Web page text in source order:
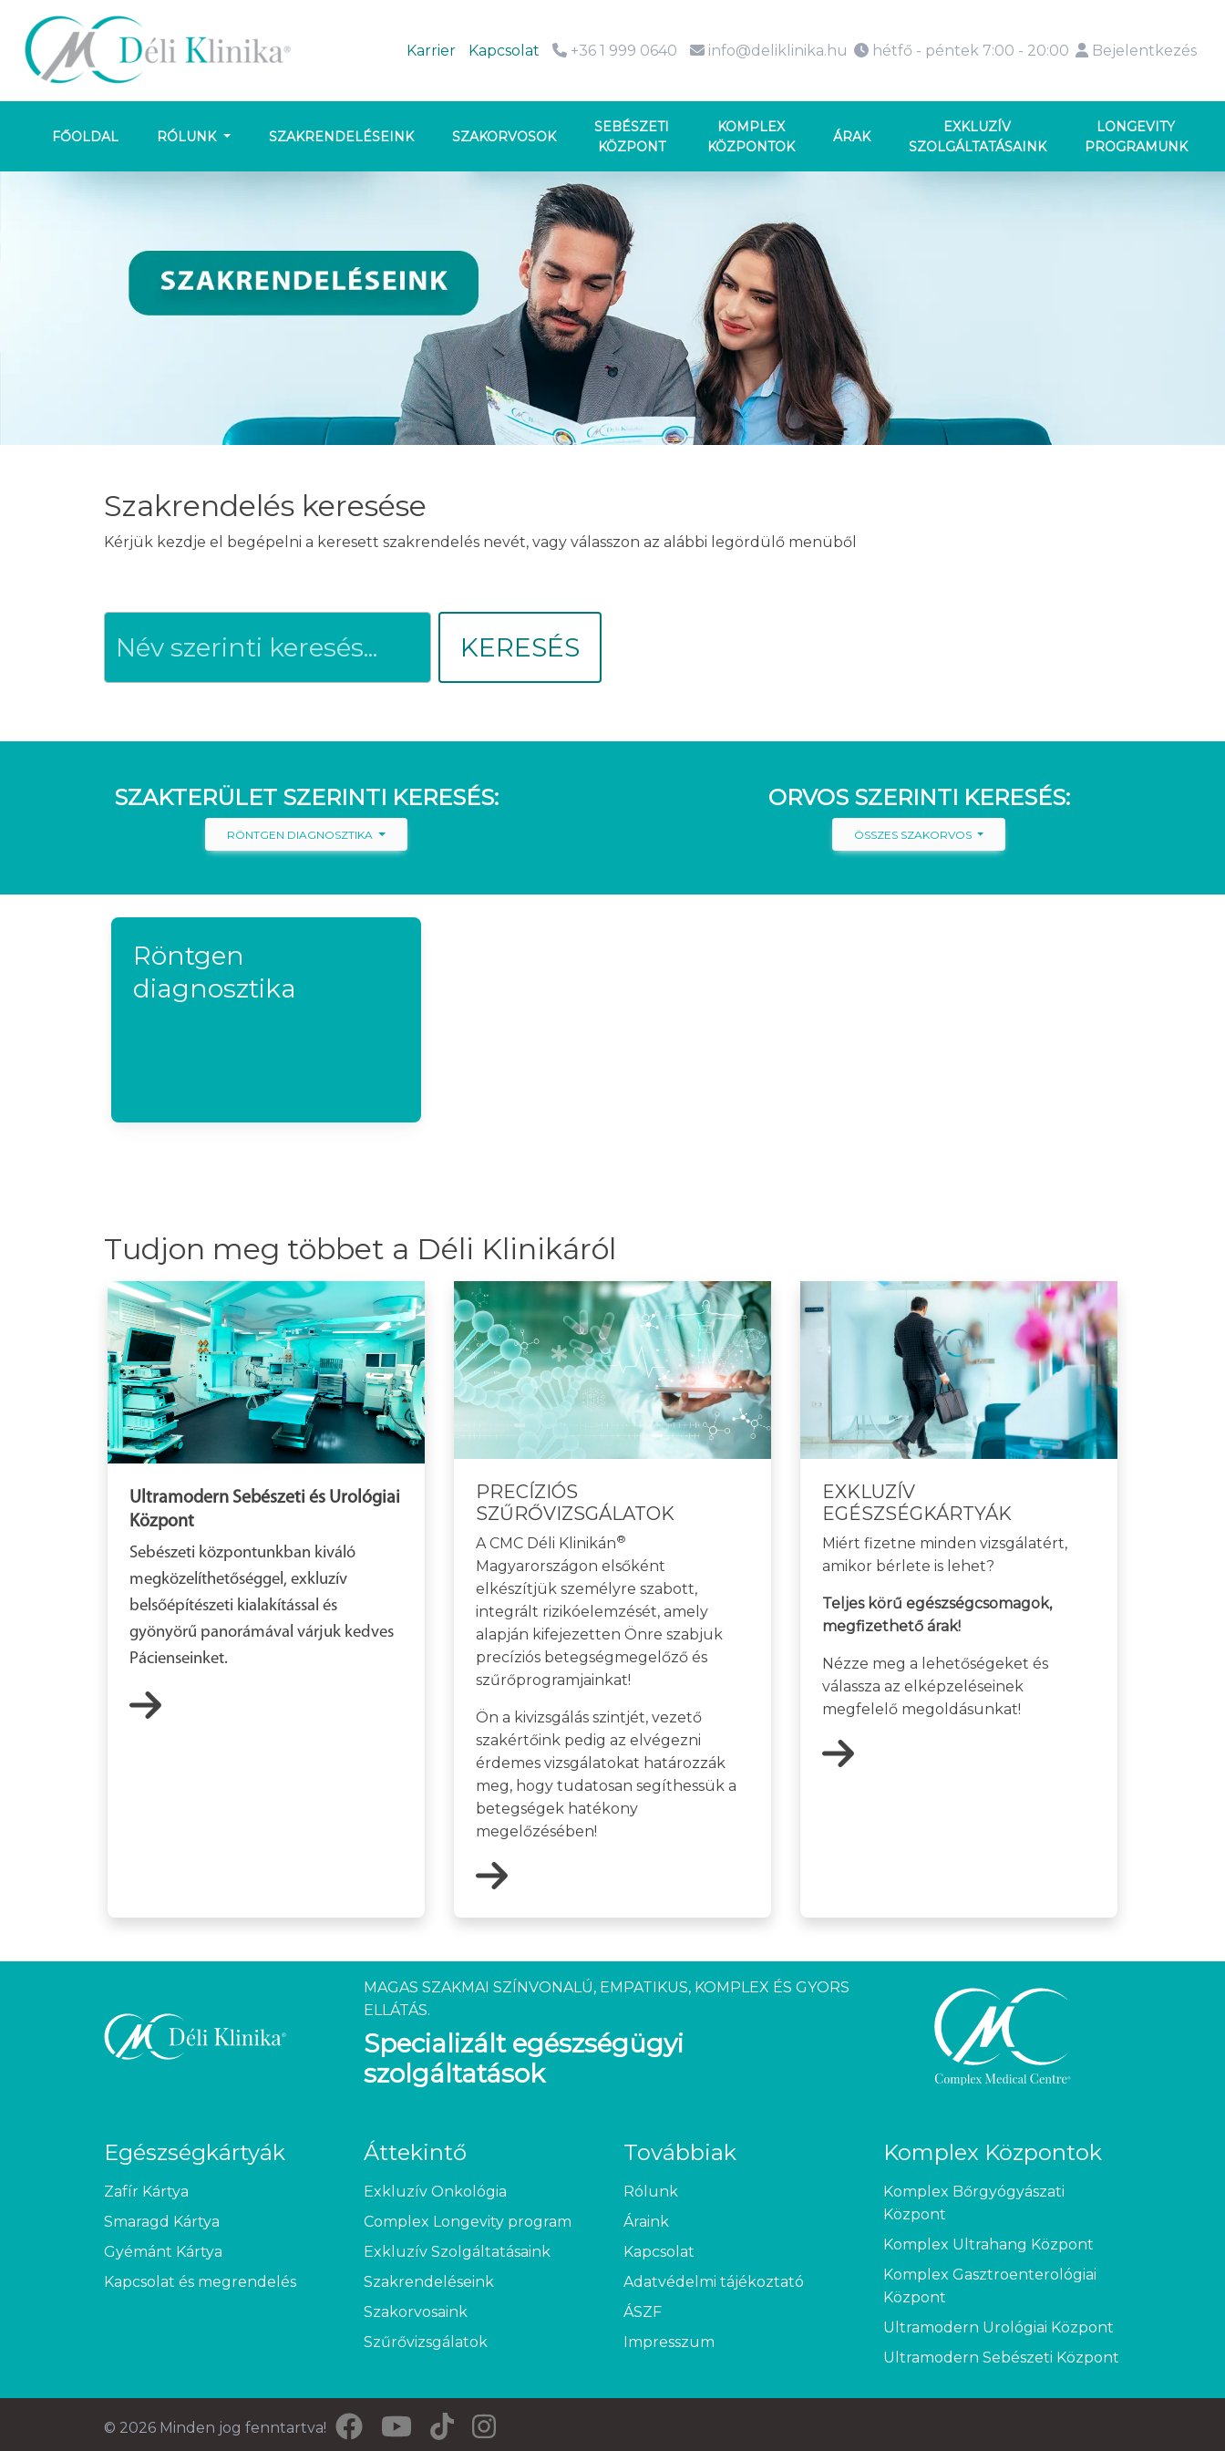
Karrier Kapcsolat +36 1 999 0640 info@deliklinika.hu hétfő - péntek 7:00 - 20:00 Bejelentkezés
FŐOLDAL RÓLUNK SZAKRENDELÉSEINK SZAKORVOSOK
SEBÉSZETI
KÖZPONT
KOMPLEX
KÖZPONTOK
ÁRAK
EXKLUZÍV
SZOLGÁLTATÁSAINK
LONGEVITY
PROGRAMUNK
Szakrendelés keresése
Kérjük kezdje el begépelni a keresett szakrendelés nevét, vagy válasszon az alábbi legördülő menüből
KERESÉS
SZAKTERÜLET SZERINTI KERESÉS:
RÖNTGEN DIAGNOSZTIKA
ORVOS SZERINTI KERESÉS:
ÖSSZES SZAKORVOS
Röntgen
diagnosztika
Tudjon meg többet a Déli Klinikáról
Ultramodern Sebészeti és Urológiai
Központ
Sebészeti központunkban kiváló
megközelíthetőséggel, exkluzív
belsőépítészeti kialakítással és
gyönyörű panorámával várjuk kedves
Pácienseinket.
PRECÍZIÓS
SZŰRŐVIZSGÁLATOK
A CMC Déli Klinikán®
Magyarországon elsőként
elkészítjük személyre szabott,
integrált rizikóelemzését, amely
alapján kifejezetten Önre szabjuk
precíziós betegségmegelőző és
szűrőprogramjainkat!
Ön a kivizsgálás szintjét, vezető
szakértőink pedig az elvégezni
érdemes vizsgálatokat határozzák
meg, hogy tudatosan segíthessük a
betegségek hatékony
megelőzésében!
EXKLUZÍV
EGÉSZSÉGKÁRTYÁK
Miért fizetne minden vizsgálatért,
amikor bérlete is lehet?
Teljes körű egészségcsomagok,
megfizethető árak!
Nézze meg a lehetőségeket és
válassza az elképzeléseinek
megfelelő megoldásunkat!
MAGAS SZAKMAI SZÍNVONALÚ, EMPATIKUS, KOMPLEX ÉS GYORS
ELLÁTÁS.
Specializált egészségügyi
szolgáltatások
Egészségkártyák
Zafír Kártya
Smaragd Kártya
Gyémánt Kártya
Kapcsolat és megrendelés
Áttekintő
Exkluzív Onkológia
Complex Longevity program
Exkluzív Szolgáltatásaink
Szakrendeléseink
Szakorvosaink
Szűrővizsgálatok
Továbbiak
Rólunk
Áraink
Kapcsolat
Adatvédelmi tájékoztató
ÁSZF
Impresszum
Komplex Központok
Komplex Bőrgyógyászati
Központ
Komplex Ultrahang Központ
Komplex Gasztroenterológiai
Központ
Ultramodern Urológiai Központ
Ultramodern Sebészeti Központ
© 2026 Minden jog fenntartva!